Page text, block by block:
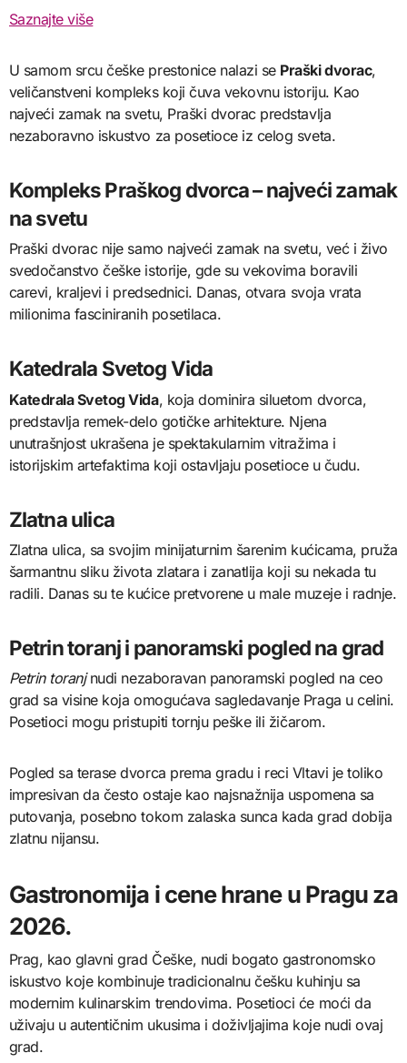
Saznajte više
U samom srcu češke prestonice nalazi se Praški dvorac,
veličanstveni kompleks koji čuva vekovnu istoriju. Kao
najveći zamak na svetu, Praški dvorac predstavlja
nezaboravno iskustvo za posetioce iz celog sveta.
Kompleks Praškog dvorca – najveći zamak
na svetu
Praški dvorac nije samo najveći zamak na svetu, već i živo
svedočanstvo češke istorije, gde su vekovima boravili
carevi, kraljevi i predsednici. Danas, otvara svoja vrata
milionima fasciniranih posetilaca.
Katedrala Svetog Vida
Katedrala Svetog Vida, koja dominira siluetom dvorca,
predstavlja remek-delo gotičke arhitekture. Njena
unutrašnjost ukrašena je spektakularnim vitražima i
istorijskim artefaktima koji ostavljaju posetioce u čudu.
Zlatna ulica
Zlatna ulica, sa svojim minijaturnim šarenim kućicama, pruža
šarmantnu sliku života zlatara i zanatlija koji su nekada tu
radili. Danas su te kućice pretvorene u male muzeje i radnje.
Petrin toranj i panoramski pogled na grad
Petrin toranjnudi nezaboravan panoramski pogled na ceo
grad sa visine koja omogućava sagledavanje Praga u celini.
Posetioci mogu pristupiti tornju peške ili žičarom.
Pogled sa terase dvorca prema gradu i reci Vltavi je toliko
impresivan da često ostaje kao najsnažnija uspomena sa
putovanja, posebno tokom zalaska sunca kada grad dobija
zlatnu nijansu.
Gastronomija i cene hrane u Pragu za
2026.
Prag, kao glavni grad Češke, nudi bogato gastronomsko
iskustvo koje kombinuje tradicionalnu češku kuhinju sa
modernim kulinarskim trendovima. Posetioci će moći da
uživaju u autentičnim ukusima i doživljajima koje nudi ovaj
grad.